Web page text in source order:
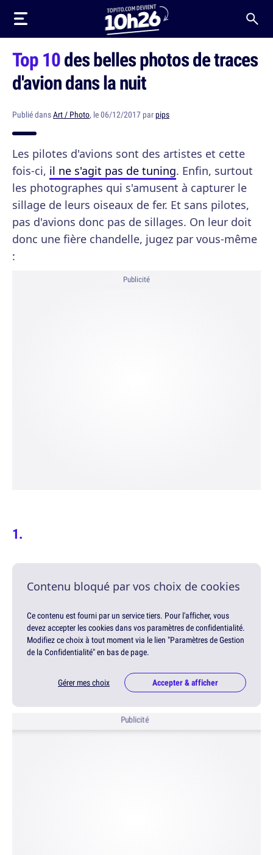
Top 10des belles photos de traces
d'avion dans la nuit
Publié dansArt / Photo, le 06/12/2017 parpips
Les pilotes d'avions sont des artistes et cette
fois-ci, il ne s'agit pas de tuning. Enfin, surtout
les photographes qui s'amusent à capturer le
sillage de leurs oiseaux de fer. Et sans pilotes,
pas d'avions donc pas de sillages. On leur doit
donc une fière chandelle, jugez par vous-même
:
Publicité
Contenu bloqué par vos choix de cookies
Ce contenu est fourni par un service tiers. Pour l'afficher, vous
devez accepter les cookies dans vos paramètres de confidentialité.
Modifiez ce choix à tout moment via le lien "Paramètres de Gestion
de la Confidentialité" en bas de page.
Gérer mes choix Accepter & afficher
Publicité